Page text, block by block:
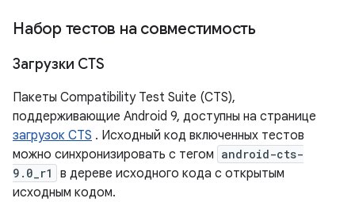
Набор тестов на совместимость
Загрузки CTS
Пакеты Compatibility Test Suite (CTS),
поддерживающие Android 9, доступны на странице
загрузок CTS . Исходный код включенных тестов
можно синхронизировать с тегом android-cts-
9.0_r1
в дереве исходного кода с открытым
исходным кодом.